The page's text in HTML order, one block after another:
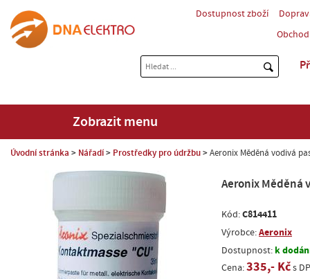
Dostupnost zboží
Zobrazit menu
Úvodní stránka Nářadí Prostředky pro údržbu Aeronix Měděná vodivá
Aeronix Měděná
Kód:C814411
Výrobce:Aeronix
Dostupnost:k
Cena:335,- Kčs